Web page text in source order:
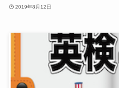
2019年8月12日